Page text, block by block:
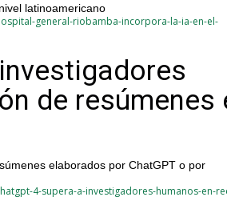
latinoamericano
general-riobamba-incorpora-la-ia-en-el-
de resúmenes
elaborados por ChatGPT o por
4-supera-a-investigadores-humanos-en-